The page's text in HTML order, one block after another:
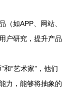
（如APP、网站、
户研究，提升产品
和“艺术家”，他们
力，能够将抽象的